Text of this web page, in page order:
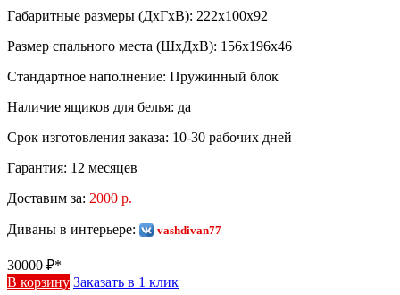
Габаритные размеры (ДхГхВ): 222х100х92
Размер спального места (ШхДхВ): 156х196х46
Стандартное наполнение: Пружинный блок
Наличие ящиков для белья: да
Срок изготовления заказа: 10-30 рабочих дней
Гарантия: 12 месяцев
Доставим за: 2000 р.
Диваны в интерьере: vashdivan77
30000 ₽*
В корзину Заказать в 1 клик